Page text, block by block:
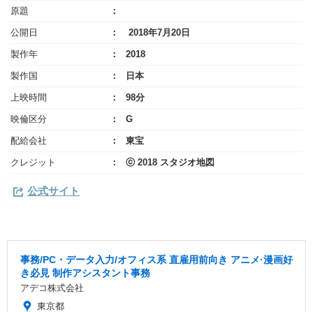
原題
公開日 2018年7月20日
製作年 2018
製作国 日本
上映時間 98分
映倫区分 G
配給会社 東宝
クレジット ⓒ 2018 スタジオ地図
公式サイト
事務/PC・データ入力/オフィス系 直雇用前向き アニメ·漫画好
き必見 制作アシスタント事務
アデコ株式会社
東京都